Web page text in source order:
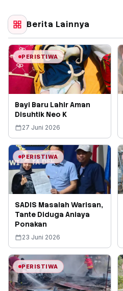
Berita Lainnya
PERISTIWA
Bayi Baru Lahir Aman
Disuhtik Neo K
27 Juni 2026
PERISTIWA
SADIS Masalah Warisan,
Tante Diduga Aniaya
Ponakan
23 Juni 2026
PERISTIWA